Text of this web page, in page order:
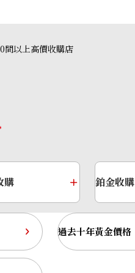
間以上高價收購店
過去十年黃金價格
購 鉑金收購